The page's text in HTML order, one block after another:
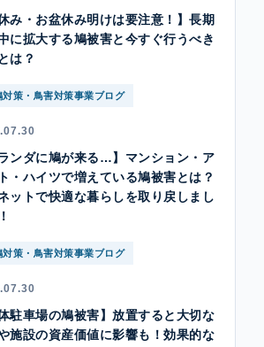
休み・お盆休み明けは要注意！】長期
に拡大する鳩被害と今すぐ行うべき
は？
対策・鳥害対策事業ブログ
ランダに鳩が来る…】マンション・ア
・ハイツで増えている鳩被害とは？
ットで快適な暮らしを取り戻しまし
対策・鳥害対策事業ブログ
体駐車場の鳩被害】放置すると大切な
施設の資産価値に影響も！効果的な